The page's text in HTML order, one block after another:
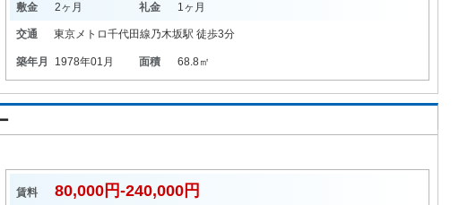
敷金
2ヶ月 礼金 1ヶ月
交通 東京メトロ千代田線乃木坂駅 徒歩3分
築年月 1978年01月 面積 68.8㎡
賃料 80,000円-240,000円